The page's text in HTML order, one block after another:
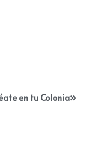
en tu Colonia»